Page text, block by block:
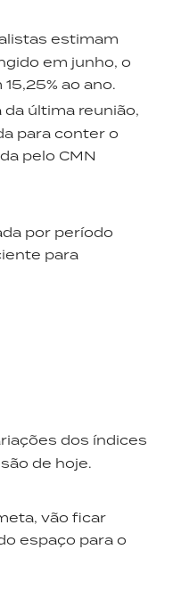
estimam
em junho, o
ao ano.
da última reunião,
para conter o
pelo CMN
por período
para
dos índices
de hoje.
vão ficar
espaço para o